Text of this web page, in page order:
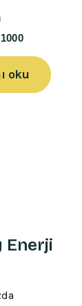
oku
Enerji